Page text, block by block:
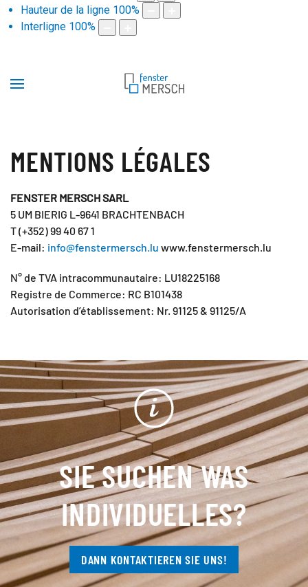
Hauteur de la ligne 100%
Interligne 100%
MENTIONS LÉGALES
FENSTER MERSCH SARL
5 UM BIERIG L-9641 BRACHTENBACH
T (+352) 99 40 67 1
E-mail: info@fenstermersch.lu www.fenstermersch.lu
N° de TVA intracommunautaire: LU18225168
Registre de Commerce: RC B101438
Autorisation d’établissement: Nr. 91125 & 91125/A
SIE SUCHEN WAS
INDIVIDUELLES?
DANN KONTAKTIEREN SIE UNS!